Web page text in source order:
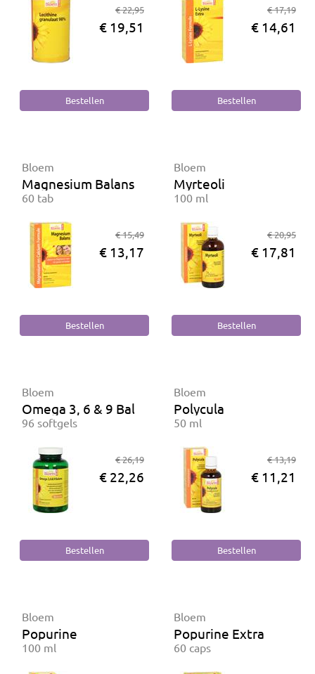
€ 22,95
€ 19,51
€ 17,19
€ 14,61
Bloem
Magnesium Balans
60 tab
€ 15,49
€ 13,17
Bloem
Myrteoli
100 ml
€ 20,95
€ 17,81
Bloem
Omega 3, 6 & 9 Balans
96 softgels
€ 26,19
€ 22,26
Bloem
Polycula
50 ml
€ 13,19
€ 11,21
Bloem
Popurine
100 ml
Bloem
Popurine Extra
60 caps